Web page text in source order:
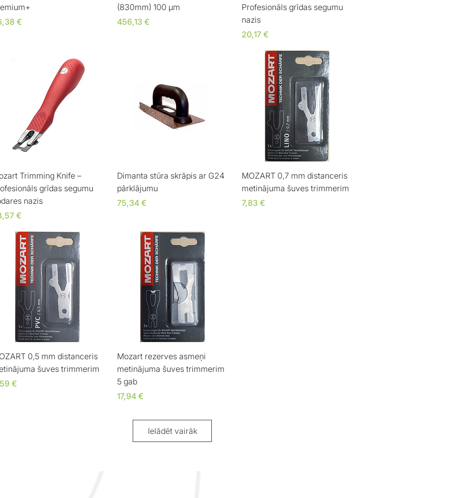
€
(830mm) 100 μm
Cena
456,13 €
Profesionāls grīdas segumu
nazis
Cena
20,17 €
Ātrais skats
Trimming Knife –
grīdas segumu
nazis
€
Ātrais skats
Dimanta stūra skrāpis ar G24
pārklājumu
Cena
75,34 €
Ātrais skats
MOZART 0,7 mm distanceris
metinājuma šuves trimmerim
Cena
7,83 €
Ātrais skats
0,5 mm distanceris
šuves trimmerim
€
Ātrais skats
Mozart rezerves asmeņi
metinājuma šuves trimmerim
5 gab
Cena
17,94 €
Ielādēt vairāk